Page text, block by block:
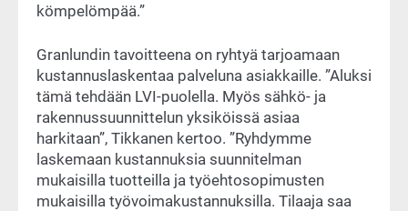
kömpelömpää.”
Granlundin tavoitteena on ryhtyä tarjoamaan
kustannuslaskentaa palveluna asiakkaille. ”Aluksi
tämä tehdään LVI-puolella. Myös sähkö- ja
rakennussuunnittelun yksiköissä asiaa
harkitaan”, Tikkanen kertoo. ”Ryhdymme
laskemaan kustannuksia suunnitelman
mukaisilla tuotteilla ja työehtosopimusten
mukaisilla työvoimakustannuksilla. Tilaaja saa